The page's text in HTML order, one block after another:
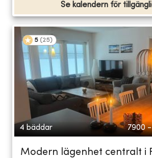
Se kalendern för
5 (25)
4 bäddar 7900
Modern lägenhet centralt i